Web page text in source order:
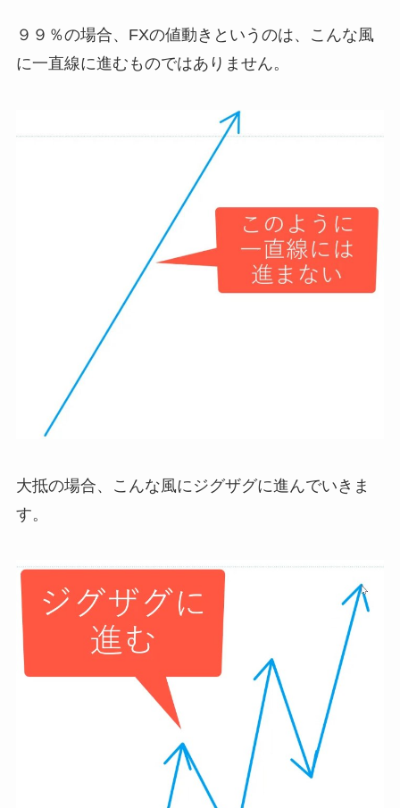
９９％の場合、FXの値動きというのは、こんな風
に一直線に進むものではありません。
大抵の場合、こんな風にジグザグに進んでいきま
す。